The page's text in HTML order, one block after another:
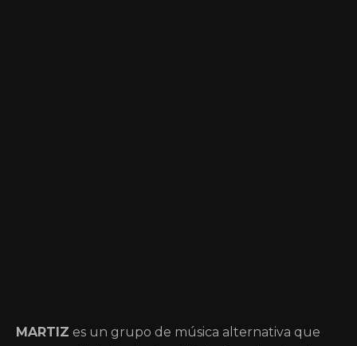
MARTIZ es un grupo de música alternativa que